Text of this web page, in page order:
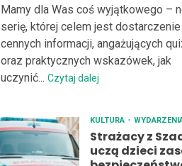
Mamy dla Was coś wyjątkowego –
serię, której celem jest dostarczenie
cennych informacji, angażujących
oraz praktycznych wskazówek, jak
uczynić... Czytaj dalej
KULTURA
Strażacy z
uczą dzieci